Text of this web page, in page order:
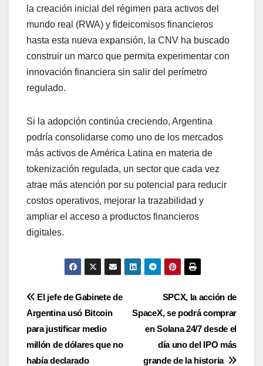
la creación inicial del régimen para activos del
mundo real (RWA) y fideicomisos financieros
hasta esta nueva expansión, la CNV ha buscado
construir un marco que permita experimentar con
innovación financiera sin salir del perímetro
regulado.
Si la adopción continúa creciendo, Argentina
podría consolidarse como uno de los mercados
más activos de América Latina en materia de
tokenización regulada, un sector que cada vez
atrae más atención por su potencial para reducir
costos operativos, mejorar la trazabilidad y
ampliar el acceso a productos financieros
digitales.
Navegación
de
entradas
SPCX, la acción de
SpaceX, se podrá comprar
en Solana 24/7 desde el
día uno del IPO más
grande de la historia
El jefe de Gabinete de
Argentina usó Bitcoin
para justificar medio
millón de dólares que no
había declarado